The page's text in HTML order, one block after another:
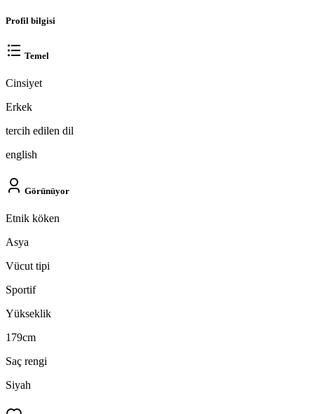
Profil bilgisi
Temel
Cinsiyet
Erkek
tercih edilen dil
english
Görünüyor
Etnik köken
Asya
Vücut tipi
Sportif
Yükseklik
179cm
Saç rengi
Siyah